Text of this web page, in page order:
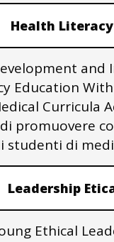
Health Literacy
Education
Curricula
promuovere
studenti di
Leadership
Ethical